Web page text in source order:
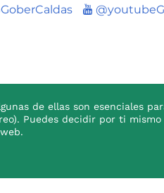
Youtube
de ellas son esenciales
Puedes decidir por ti